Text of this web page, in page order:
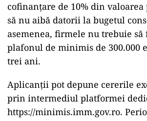
cofinanțare de 10% din
să nu aibă datorii la bugetul
asemenea, firmele nu trebuie să
plafonul de minimis de 300.000
trei ani.
Aplicanții pot depune cererile
prin intermediul platformei
https://minimis.imm.gov.ro.